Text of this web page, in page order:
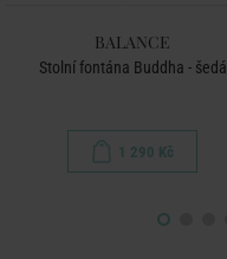
BALANCE
Stolní fontána Buddha - šedá
1 290 Kč